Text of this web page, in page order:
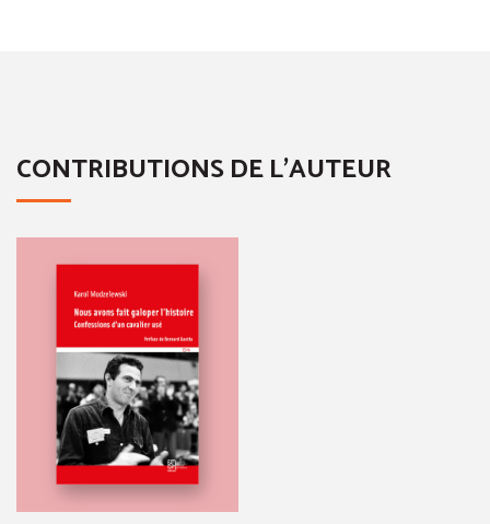
CONTRIBUTIONS DE L'AUTEUR